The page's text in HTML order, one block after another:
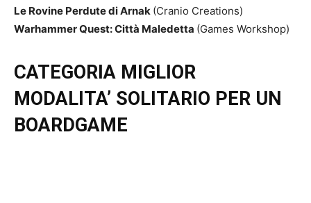
Le Rovine Perdute di Arnak (Cranio Creations)
Warhammer Quest: Città Maledetta (Games Workshop)
CATEGORIA MIGLIOR
MODALITA’ SOLITARIO PER UN
BOARDGAME